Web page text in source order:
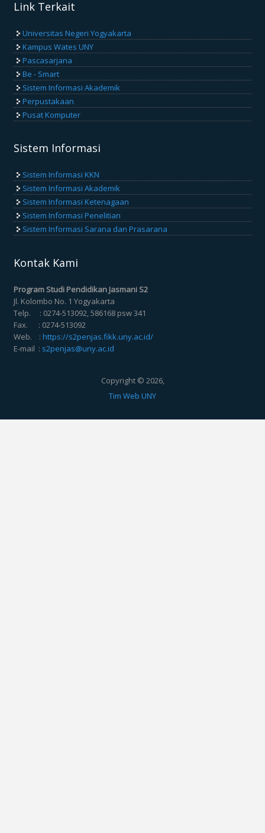
Link Terkait
Universitas Negeri Yogyakarta
Kampus Wates UNY
Pascasarjana
Be - Smart
Sistem Informasi Akademik
Perpustakaan
Pusat Komputer
Sistem Informasi
Sistem Informasi KKN
Sistem Informasi Akademik
Sistem Informasi Ketenagaan
Sistem Informasi Penelitian
Sistem Informasi Sarana dan Prasarana
Kontak Kami
Program Studi Pendidikan Jasmani S2
Jl. Kolombo No. 1 Yogyakarta
Telp. : 0274-513092, 586168 psw 341
Fax. : 0274-513092
Web. :https://s2penjas.fikk.uny.ac.id/
E-mail : s2penjas@uny.ac.id
Copyright © 2026,
Tim Web UNY